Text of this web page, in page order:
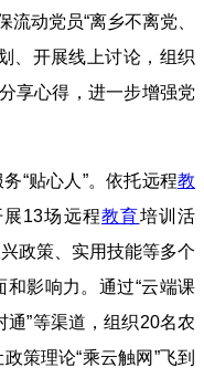
流动党员“离乡不离党、
、开展线上讨论，组织
享心得，进一步增强党
“贴心人”。依托远程教
13场远程教育培训活
政策、实用技能等多个
影响力。通过“云端课
通”等渠道，组织20名农
策理论“乘云触网”飞到